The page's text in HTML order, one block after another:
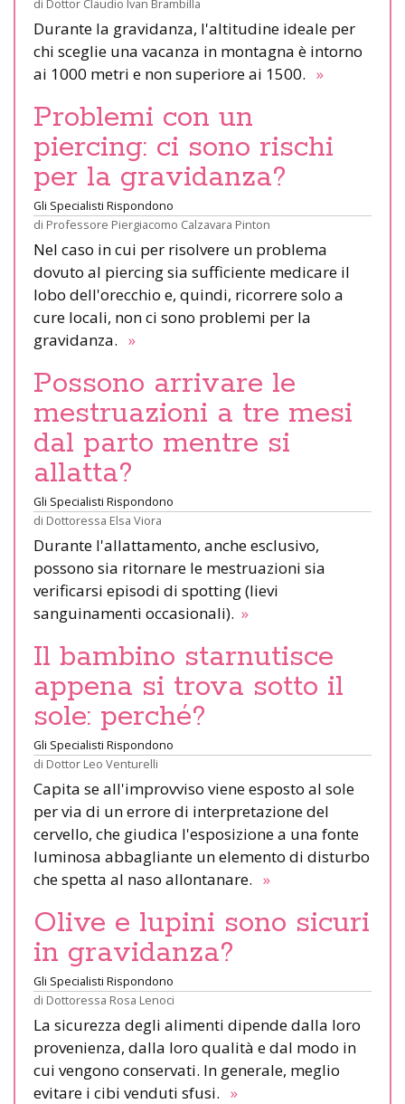
di Dottor Claudio Ivan Brambilla
Durante la gravidanza, l'altitudine ideale per
chi sceglie una vacanza in montagna è intorno
ai 1000 metri e non superiore ai 1500. »
Problemi con un
piercing: ci sono rischi
per la gravidanza?
Gli Specialisti Rispondono
di Professore Piergiacomo Calzavara Pinton
Nel caso in cui per risolvere un problema
dovuto al piercing sia sufficiente medicare il
lobo dell'orecchio e, quindi, ricorrere solo a
cure locali, non ci sono problemi per la
gravidanza. »
Possono arrivare le
mestruazioni a tre mesi
dal parto mentre si
allatta?
Gli Specialisti Rispondono
di Dottoressa Elsa Viora
Durante l'allattamento, anche esclusivo,
possono sia ritornare le mestruazioni sia
verificarsi episodi di spotting (lievi
sanguinamenti occasionali). »
Il bambino starnutisce
appena si trova sotto il
sole: perché?
Gli Specialisti Rispondono
di Dottor Leo Venturelli
Capita se all'improvviso viene esposto al sole
per via di un errore di interpretazione del
cervello, che giudica l'esposizione a una fonte
luminosa abbagliante un elemento di disturbo
che spetta al naso allontanare. »
Olive e lupini sono sicuri
in gravidanza?
Gli Specialisti Rispondono
di Dottoressa Rosa Lenoci
La sicurezza degli alimenti dipende dalla loro
provenienza, dalla loro qualità e dal modo in
cui vengono conservati. In generale, meglio
evitare i cibi venduti sfusi. »